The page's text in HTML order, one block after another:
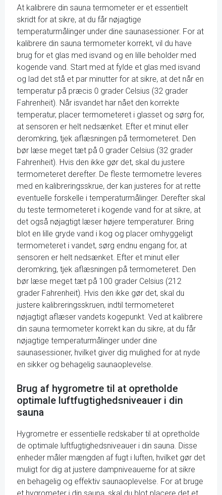
At kalibrere din sauna termometer er et essentielt
skridt for at sikre, at du får nøjagtige
temperaturmålinger under dine saunasessioner. For at
kalibrere din sauna termometer korrekt, vil du have
brug for et glas med isvand og en lille beholder med
kogende vand. Start med at fylde et glas med isvand
og lad det stå et par minutter for at sikre, at det når en
temperatur på præcis 0 grader Celsius (32 grader
Fahrenheit). Når isvandet har nået den korrekte
temperatur, placer termometeret i glasset og sørg for,
at sensoren er helt nedsænket. Efter et minut eller
deromkring, tjek aflæsningen på termometeret. Den
bør læse meget tæt på 0 grader Celsius (32 grader
Fahrenheit). Hvis den ikke gør det, skal du justere
termometeret derefter. De fleste termometre leveres
med en kalibreringsskrue, der kan justeres for at rette
eventuelle forskelle i temperaturmålinger. Derefter skal
du teste termometeret i kogende vand for at sikre, at
det også nøjagtigt læser højere temperaturer. Bring
blot en lille gryde vand i kog og placer omhyggeligt
termometeret i vandet, sørg endnu engang for, at
sensoren er helt nedsænket. Efter et minut eller
deromkring, tjek aflæsningen på termometeret. Den
bør læse meget tæt på 100 grader Celsius (212
grader Fahrenheit). Hvis den ikke gør det, skal du
justere kalibreringsskruen, indtil termometeret
nøjagtigt aflæser vandets kogepunkt. Ved at kalibrere
din sauna termometer korrekt kan du sikre, at du får
nøjagtige temperaturmålinger under dine
saunasessioner, hvilket giver dig mulighed for at nyde
en sikker og behagelig saunaoplevelse.
Brug af hygrometre til at opretholde
optimale luftfugtighedsniveauer i din
sauna
Hygrometre er essentielle redskaber til at opretholde
de optimale luftfugtighedsniveauer i din sauna. Disse
enheder måler mængden af fugt i luften, hvilket gør det
muligt for dig at justere dampniveauerne for at sikre
en behagelig og effektiv saunaoplevelse. For at bruge